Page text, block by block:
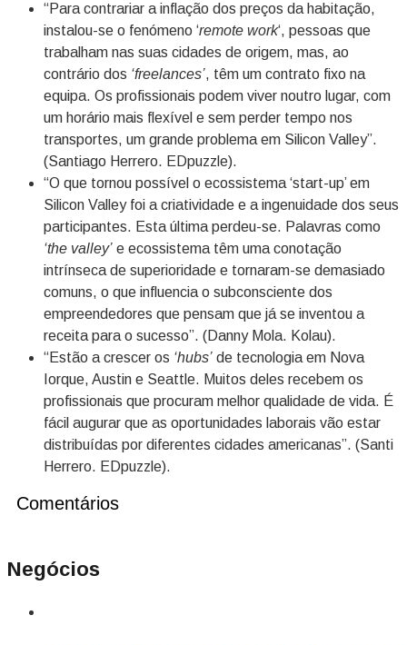
“Para contrariar a inflação dos preços da habitação,
instalou-se o fenómeno ‘remote work‘, pessoas que
trabalham nas suas cidades de origem, mas, ao
contrário dos ‘freelances’, têm um contrato fixo na
equipa. Os profissionais podem viver noutro lugar, com
um horário mais flexível e sem perder tempo nos
transportes, um grande problema em Silicon Valley”.
(Santiago Herrero. EDpuzzle).
“O que tornou possível o ecossistema ‘start-up’ em
Silicon Valley foi a criatividade e a ingenuidade dos seus
participantes. Esta última perdeu-se. Palavras como
‘the valley’ e ecossistema têm uma conotação
intrínseca de superioridade e tornaram-se demasiado
comuns, o que influencia o subconsciente dos
empreendedores que pensam que já se inventou a
receita para o sucesso”. (Danny Mola. Kolau).
“Estão a crescer os ‘hubs’ de tecnologia em Nova
Iorque, Austin e Seattle. Muitos deles recebem os
profissionais que procuram melhor qualidade de vida. É
fácil augurar que as oportunidades laborais vão estar
distribuídas por diferentes cidades americanas”. (Santi
Herrero. EDpuzzle).
Comentários
Negócios